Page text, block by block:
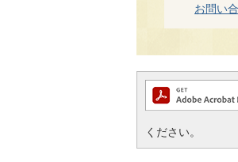
お問い
ください。